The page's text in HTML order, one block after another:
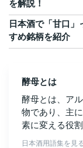
を解説！
日本酒で「甘口
すめ銘柄を紹介
酵母とは
酵母とは、ア
物であり、主
素に変える役
日本酒用語集を見